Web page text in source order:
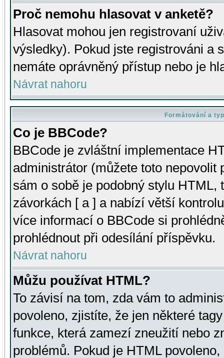
Proč nemohu hlasovat v anketě?
Hlasovat mohou jen registrovaní
výsledky). Pokud jste registrováni a
nemáte oprávněný přístup nebo je
Návrat nahoru
Formátování a
Co je BBCode?
BBCode je zvláštní implementace
administrátor (můžete toto
sám o sobě je podobný stylu HTML,
závorkách [ a ] a nabízí větší
více informací o BBCode si
prohlédnout při odesílání příspěvku.
Návrat nahoru
Můžu používat HTML?
To závisí na tom, zda vám to
povoleno, zjistíte, že jen některé
funkce, která zamezí zneužití nebo
problémů. Pokud je HTML